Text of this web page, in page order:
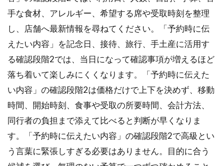
手な食材、アレルギー、希望する席や受取時刻を整理
し、店舗へ最新情報を尋ねてください。「予約時に伝
えたい内容」を記念日、接待、旅行、手土産に活用す
る確認段階2では、当日になって確認事項が増えるほど
落ち着いて楽しみにくくなります。「予約時に伝えた
い内容」の確認段階2は価格だけで上下を決めず、移動
時間、開始時刻、食事や受取の所要時間、会計方法、
同行者の負担まで添えて比べると判断が早くなりま
す。「予約時に伝えたい内容」の確認段階2で高級とい
う言葉に緊張しすぎる必要はありません。目的に合う